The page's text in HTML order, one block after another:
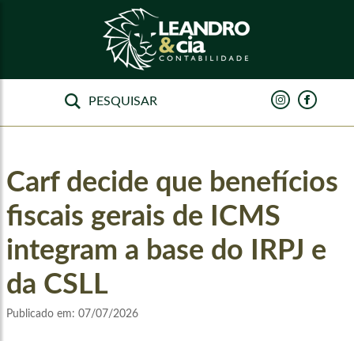
Carf decide que benefícios
fiscais gerais de ICMS
integram a base do IRPJ e
da CSLL
Publicado em: 07/07/2026